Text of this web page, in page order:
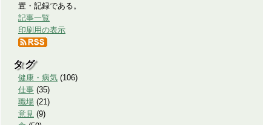
置・記録である。
記事一覧
印刷用の表示
タグ
健康・病気 (106)
仕事 (35)
職場 (21 )
意見 (9)